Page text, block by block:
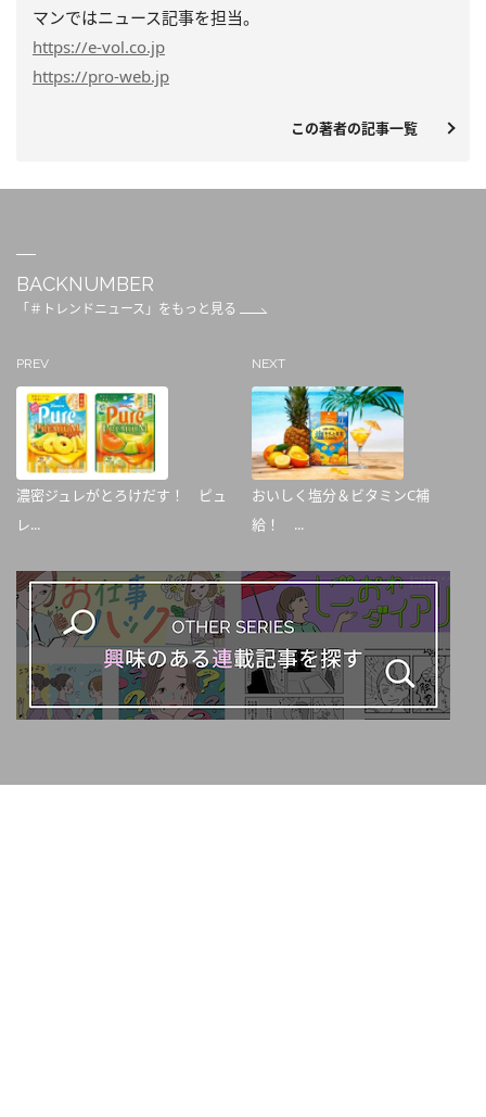
マンではニュース記事を担当。
https://e-vol.co.jp
https://pro-web.jp
この著者の記事一覧
BACKNUMBER
「＃トレンドニュース」をもっと見る
PREV
濃密ジュレがとろけだす！ ピュ
レ...
NEXT
おいしく塩分＆ビタミンC補
給！ ...